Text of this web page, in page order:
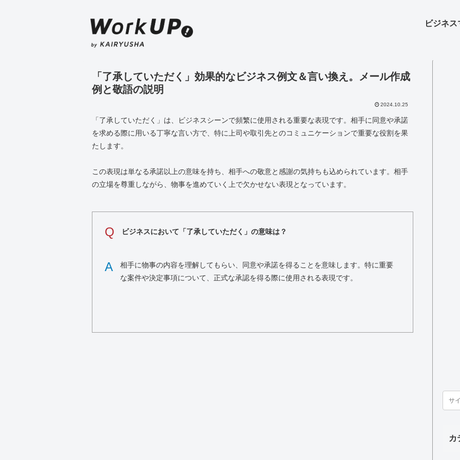
ビジネ
「了承していただく」効果的なビジネス例文＆言い換え。メール作成
例と敬語の説明
2024.10.25
「了承していただく」は、ビジネスシーンで頻繁に使用される重要な表現です。相手に同意や承諾
を求める際に用いる丁寧な言い方で、特に上司や取引先とのコミュニケーションで重要な役割を果
たします。
この表現は単なる承諾以上の意味を持ち、相手への敬意と感謝の気持ちも込められています。相手
の立場を尊重しながら、物事を進めていく上で欠かせない表現となっています。
Q ビジネスにおいて「了承していただく」の意味は？
A
相手に物事の内容を理解してもらい、同意や承諾を得ることを意味します。特に重要
な案件や決定事項について、正式な承認を得る際に使用される表現です。
カ